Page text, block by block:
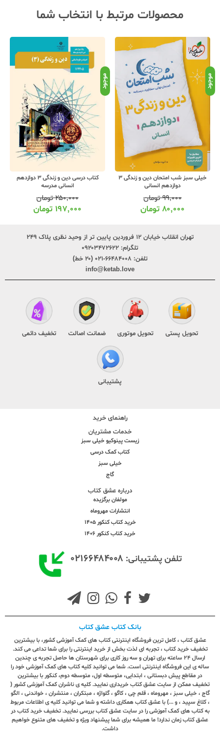
محصولات مرتبط با انتخاب شما
موجود
خیلی سبز شب امتحان دین و زندگی 3
دوازدهم انسانی
۹۹,۰۰۰تومان
۸۰,۰۰۰ تومان
موجود
کتاب درسی دین و زندگی 3 دوازدهم
انسانی مدرسه
۲۵۰,۰۰۰تومان
۱۹۷,۰۰۰ تومان
تهران انقلاب خیابان ۱۲ فروردین پایین تر از وحید نظری پلاک ۲۴۹
تلگرام: ۰۹۲۰۳۴۷۲۶۲۲
تلفن: ۶۶۴۸۴۰۰۸-۰۲۱ (۲۰ خط)
info@ketab.love
تحویل پستی تحویل موتوری ضمانت اصالت تخفیف دائمی
پشتیبانی
راهنمای خرید
خدمات مشتریان
زیست پینوکیو خیلی سبز
کتاب کمک درسی
خیلی سبز
گاج
درباره عشق کتاب
مولفان برگزیده
انتشارات مهروماه
خرید کتاب کنکور 1405
خرید کتاب کنکور 1406
تلفن پشتیبانی: ۰۲۱۶۶۴۸۴۰۰۸
بانک کتاب عشق کتاب
عشق کتاب ، کامل ترین فروشگاه اینترنتی کتاب های کمک آموزشی کشور، با بیشترین
تخفیف خرید کتاب ، تجربه ای لذت بخش از خرید اینترنتی را برای شما تداعی می کند.
ارسال ٢٤ ساعته برای تهران و سه روز کاری برای شهرستان ها حاصل تجربه ی چندین
ساله ی این فروشگاه اینترنتی است. شما می توانید کلیه کتاب های کمک آموزشی خود را
در مقاطع پیش دبستانی ، ابتدایی، متوسطه اول، متوسطه دوم، کنکور با بیشترین
تخفیف ممکن از سایت عشق کتاب خریداری نمایید. کلیه ی ناشران کمک آموزشی کشور (
گاج ، خیلی سبز ، مهروماه ، قلم چی ، کاگو ، گلواژه ، مبتکران ، منتشران ، خواندنی ، الگو
، کلاغ سپید ، و ...) با عشق کتاب همکاری داشته و شما می توانید کلیه ی اطلاعات مربوط
به کتاب های کمک آموزشی را در سایت عشق کتاب بررسی نمایید. تخفیف خرید کتاب در
عشق کتاب زمان ندارد! ما همیشه برای شما پیشنهاد ویژه و تخفیف های متنوع خواهیم
داشت.